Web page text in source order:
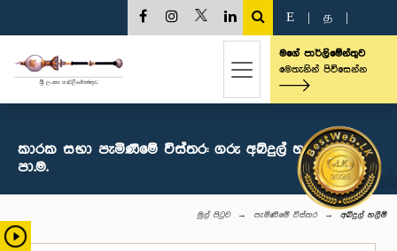
E த
මගේ පාර්ලිමේන්තුව
මෙතැනින් පිවිසෙන්න
කාරක සභා පැමිණීමේ විස්තර: ගරු අබ්දුල් හලීම් මහතා,
පා.ම.
මුල් පිටුව පැමිණීමේ විස්තර අබ්දුල් හලීම්